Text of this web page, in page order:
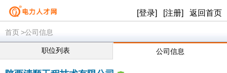
[登录] [注册] 返回首页
首页>公司信息
职位列表 公司信息